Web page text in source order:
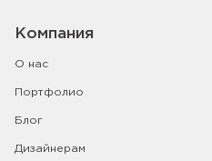
Компания
О нас
Портфолио
Блог
Дизайнерам